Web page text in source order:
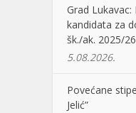
Grad
kandidata za
šk./ak. 2025/
5.08.2026.
Povećane
Jelić”